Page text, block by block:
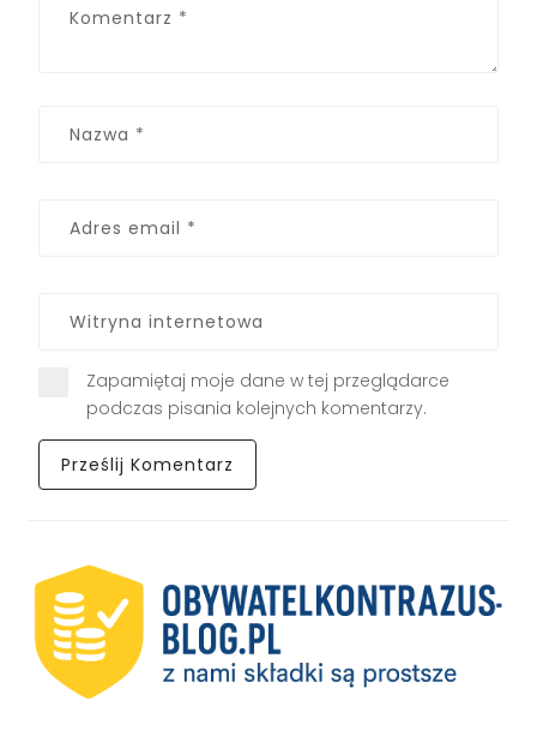
Zapamiętaj moje dane w tej przeglądarce
podczas pisania kolejnych komentarzy.